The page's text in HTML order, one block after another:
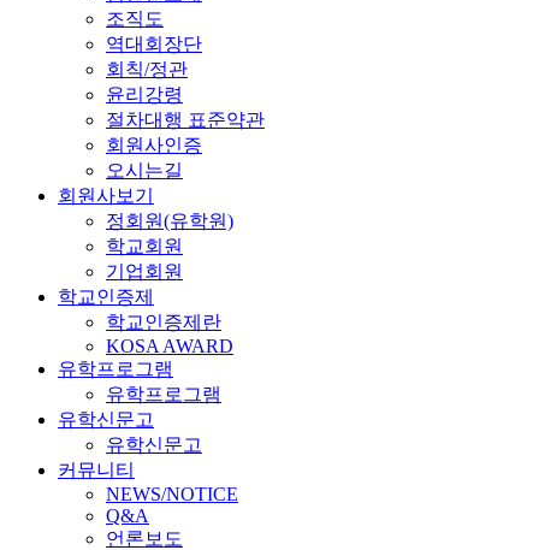
조직도
역대회장단
회칙/정관
윤리강령
절차대행 표준약관
회원사인증
오시는길
회원사보기
정회원(유학원)
학교회원
기업회원
학교인증제
학교인증제란
KOSA AWARD
유학프로그램
유학프로그램
유학신문고
유학신문고
커뮤니티
NEWS/NOTICE
Q&A
언론보도